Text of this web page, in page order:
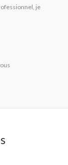
je